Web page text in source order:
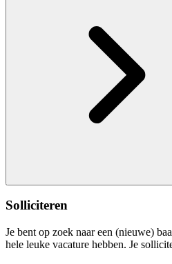
Solliciteren
Je bent op zoek naar een (nieuwe)
hele leuke vacature hebben. Je